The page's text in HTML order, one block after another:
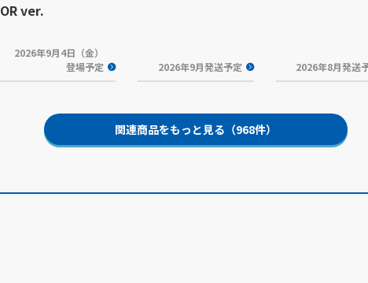
OR ver.
2026年9月4日（金）
登場予定
2026年9月発送予定 2026年8月発送
関連商品をもっと見る（968件）